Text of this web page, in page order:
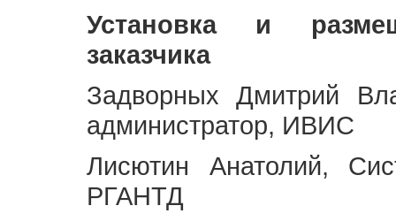
Установка и
заказчика
Задворных Дмитрий
администратор, ИВИС
Лисютин Анатолий,
РГАНТД